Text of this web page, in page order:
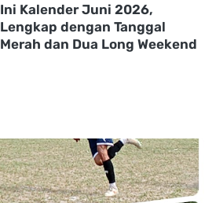
Ini Kalender Juni 2026,
Lengkap dengan Tanggal
Merah dan Dua Long Weekend